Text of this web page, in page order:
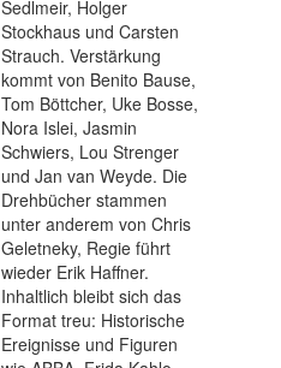
Sedlmeir, Holger
Stockhaus und Carsten
Strauch. Verstärkung
kommt von Benito Bause,
Tom Böttcher, Uke Bosse,
Nora Islei, Jasmin
Schwiers, Lou Strenger
und Jan van Weyde. Die
Drehbücher stammen
unter anderem von Chris
Geletneky, Regie führt
wieder Erik Haffner.
Inhaltlich bleibt sich das
Format treu: Historische
Ereignisse und Figuren